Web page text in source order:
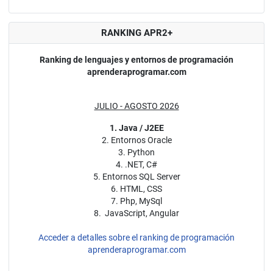
RANKING APR2+
Ranking de lenguajes y entornos de programación
aprenderaprogramar.com
JULIO - AGOSTO 2026
1. Java / J2EE
2. Entornos Oracle
3. Python
4. .NET, C#
5. Entornos SQL Server
6. HTML, CSS
7. Php, MySql
8. JavaScript, Angular
Acceder a detalles sobre el ranking de programación
aprenderaprogramar.com